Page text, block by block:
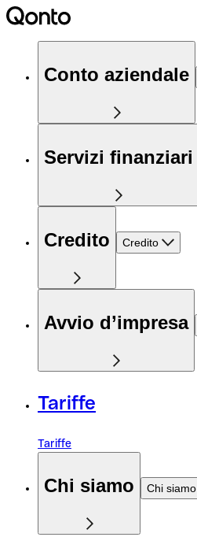
Conto aziendale
Servizi finanziari
Credito Credito
Avvio d’impresa
Tariffe
Tariffe
Chi siamo Chi siamo